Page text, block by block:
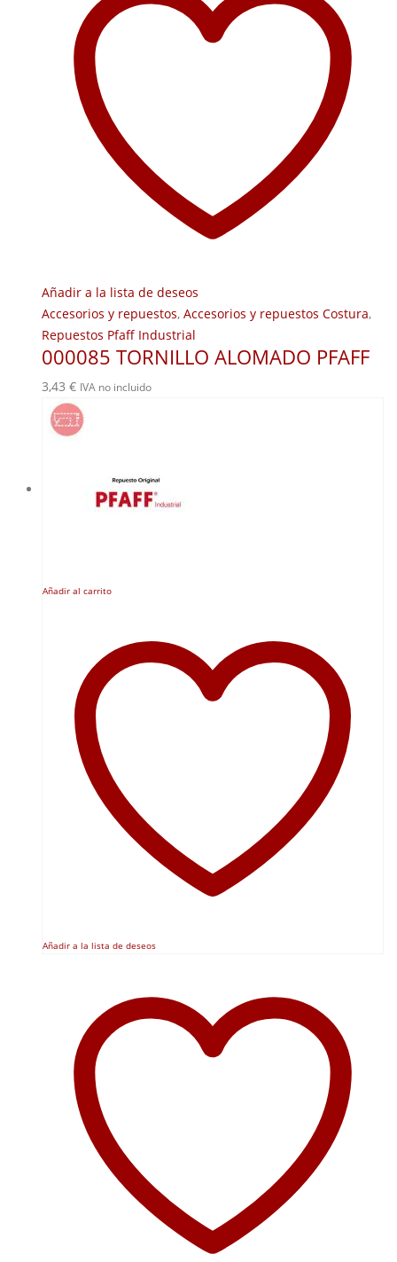
Añadir a la lista de deseos
Accesorios y repuestos, Accesorios y repuestos Costura,
Repuestos Pfaff Industrial
000085 TORNILLO ALOMADO PFAFF
3,43 € IVA no incluido
Añadir al carrito
Añadir a la lista de deseos